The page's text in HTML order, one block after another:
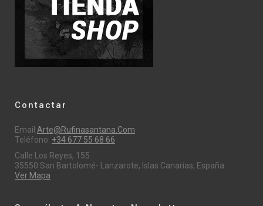
Contactar
Email:Arte@rufinasantana.com
Teléfono: +34 677 55 68 66
Calle Los Reyes, 155
35550 San Bartolomé- Lanzarote, Islas Canarias, España.
Ver Mapa